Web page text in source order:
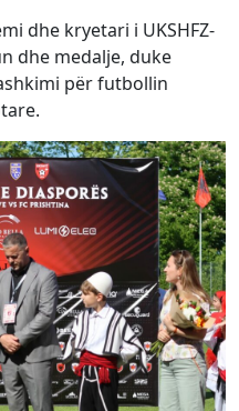
dhe kryetari i UKSHFZ-
dhe medalje, duke
për futbollin